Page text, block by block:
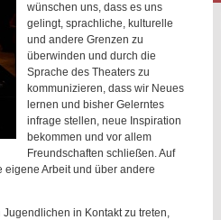
wünschen uns, dass es uns
gelingt, sprachliche, kulturelle
und andere Grenzen zu
überwinden und durch die
Sprache des Theaters zu
kommunizieren, dass wir Neues
lernen und bisher Gelerntes
infrage stellen, neue Inspiration
bekommen und vor allem
Freundschaften schließen. Auf
Arbeit und über andere
in Kontakt zu treten,